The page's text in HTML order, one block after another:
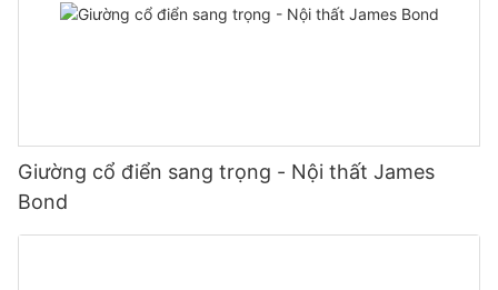
Giường cổ điển sang trọng - Nội thất James
Bond